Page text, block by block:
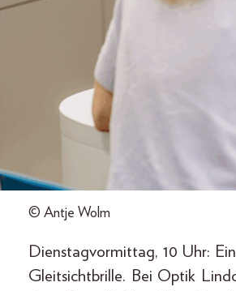
© Antje Wolm
Dienstagvormittag, 10 Uhr:
Gleitsichtbrille. Bei Optik